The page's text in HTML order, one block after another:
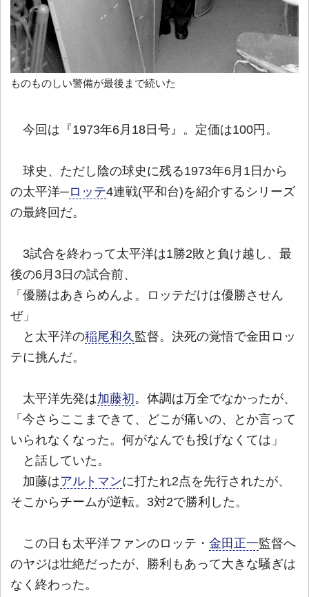
ものものしい警備が最後まで続いた
今回は『1973年6月18日号』。定価は100円。
球史、ただし陰の球史に残る1973年6月1日から
の太平洋─ロッテ4連戦(平和台)を紹介するシリーズ
の最終回だ。
3試合を終わって太平洋は1勝2敗と負け越し、最
後の6月3日の試合前、
「優勝はあきらめんよ。ロッテだけは優勝させん
ぜ」
と太平洋の稲尾和久監督。決死の覚悟で金田ロッ
テに挑んだ。
太平洋先発は加藤初。体調は万全でなかったが、
「今さらここまできて、どこが痛いの、とか言って
いられなくなった。何がなんでも投げなくては」
と話していた。
加藤はアルトマンに打たれ2点を先行されたが、
そこからチームが逆転。3対2で勝利した。
この日も太平洋ファンのロッテ・ 金田正一監督へ
のヤジは壮絶だったが、勝利もあって大きな騒ぎは
なく終わった。